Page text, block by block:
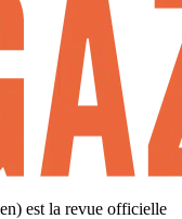
est la revue officielle